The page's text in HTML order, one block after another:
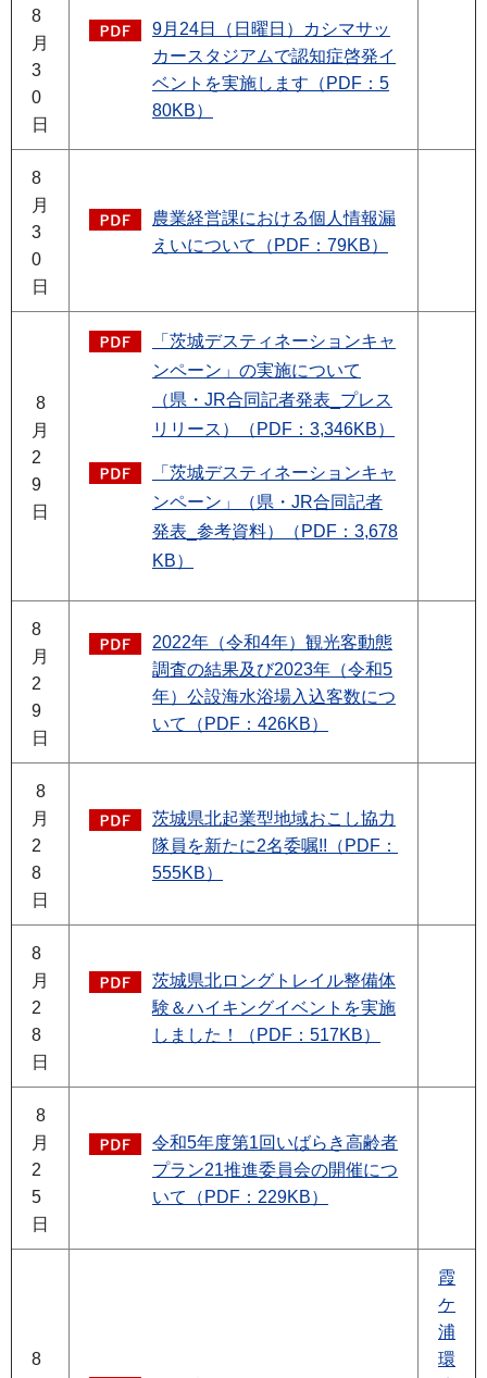
8
月
3
0
日
9月24日（日曜日）カシマサッ
カースタジアムで認知症啓発イ
ベントを実施します（PDF：5
80KB）
8
月
3
0
日
農業経営課における個人情報漏
えいについて（PDF：79KB）
8
月
2
9
日
「茨城デスティネーションキャ
ンペーン」の実施について
（県・JR合同記者発表_プレス
リリース）（PDF：3,346KB）
「茨城デスティネーションキャ
ンペーン」（県・JR合同記者
発表_参考資料）（PDF：3,678
KB）
8
月
2
9
日
2022年（令和4年）観光客動態
調査の結果及び2023年（令和5
年）公設海水浴場入込客数につ
いて（PDF：426KB）
8
月
2
8
日
茨城県北起業型地域おこし協力
隊員を新たに2名委嘱!!（PDF：
555KB）
8
月
2
8
日
茨城県北ロングトレイル整備体
験＆ハイキングイベントを実施
しました！（PDF：517KB）
8
月
2
5
日
令和5年度第1回いばらき高齢者
プラン21推進委員会の開催につ
いて（PDF：229KB）
8
霞
ケ
浦
環